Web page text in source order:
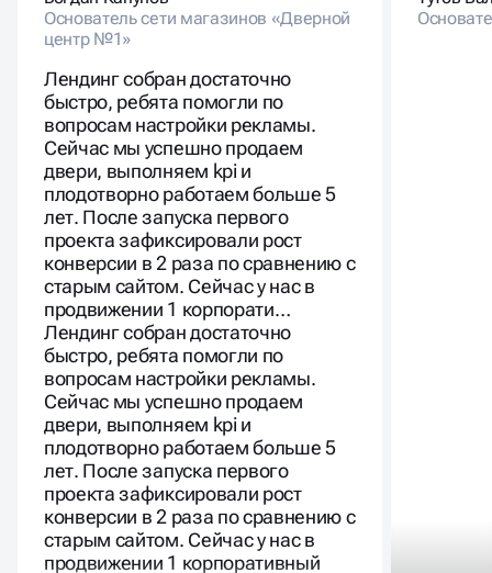
Основатель сети магазинов «Дверной
центр №1»
Лендинг собран достаточно
быстро, ребята помогли по
вопросам настройки рекламы.
Сейчас мы успешно продаем
двери, выполняем kpi и
плодотворно работаем больше 5
лет. После запуска первого
проекта зафиксировали рост
конверсии в 2 раза по сравнению с
старым сайтом. Сейчас у нас в
продвижении 1 корпорати…
Лендинг собран достаточно
быстро, ребята помогли по
вопросам настройки рекламы.
Сейчас мы успешно продаем
двери, выполняем kpi и
плодотворно работаем больше 5
лет. После запуска первого
проекта зафиксировали рост
конверсии в 2 раза по сравнению с
старым сайтом. Сейчас у нас в
продвижении 1 корпоративный